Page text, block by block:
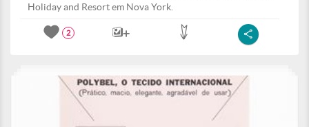
Holiday and Resort em Nova York.
2